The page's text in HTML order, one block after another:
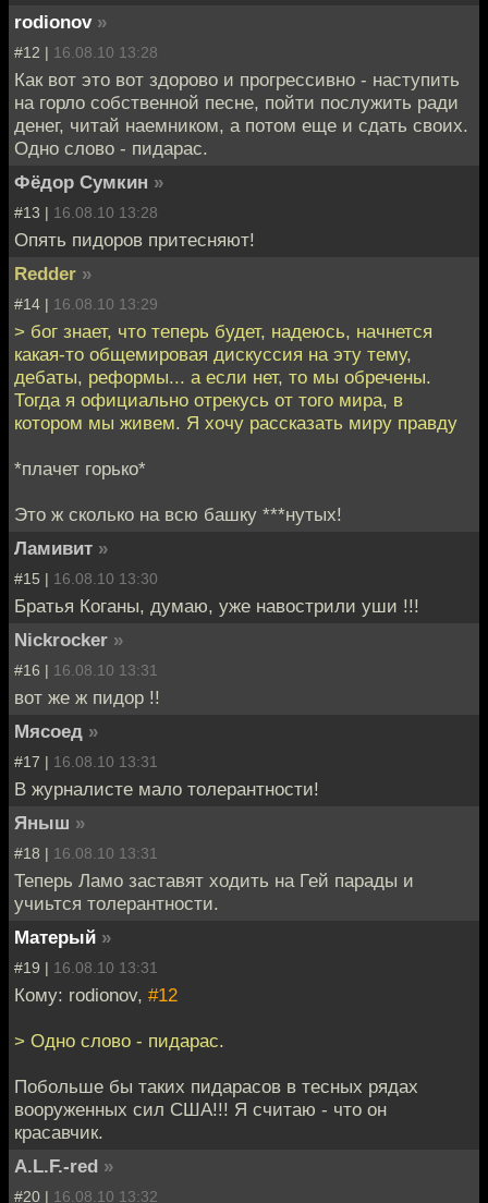
rodionov »
#12 | 16.08.10 13:28
Как вот это вот здорово и прогрессивно - наступить
на горло собственной песне, пойти послужить ради
денег, читай наемником, а потом еще и сдать своих.
Одно слово - пидарас.
Фёдор Сумкин »
#13 | 16.08.10 13:28
Опять пидоров притесняют!
Redder »
#14 | 16.08.10 13:29
> бог знает, что теперь будет, надеюсь, начнется
какая-то общемировая дискуссия на эту тему,
дебаты, реформы... а если нет, то мы обречены.
Тогда я официально отрекусь от того мира, в
котором мы живем. Я хочу рассказать миру правду
*плачет горько*
Это ж сколько на всю башку ***нутых!
Ламивит »
#15 | 16.08.10 13:30
Братья Коганы, думаю, уже навострили уши !!!
Nickrocker »
#16 | 16.08.10 13:31
вот же ж пидор !!
Мясоед »
#17 | 16.08.10 13:31
В журналисте мало толерантности!
Яныш »
#18 | 16.08.10 13:31
Теперь Ламо заставят ходить на Гей парады и
учиьтся толерантности.
Матерый »
#19 | 16.08.10 13:31
Кому: rodionov, #12
> Одно слово - пидарас.
Побольше бы таких пидарасов в тесных рядах
вооруженных сил США!!! Я считаю - что он
красавчик.
A.L.F.-red »
#20 | 16.08.10 13:32